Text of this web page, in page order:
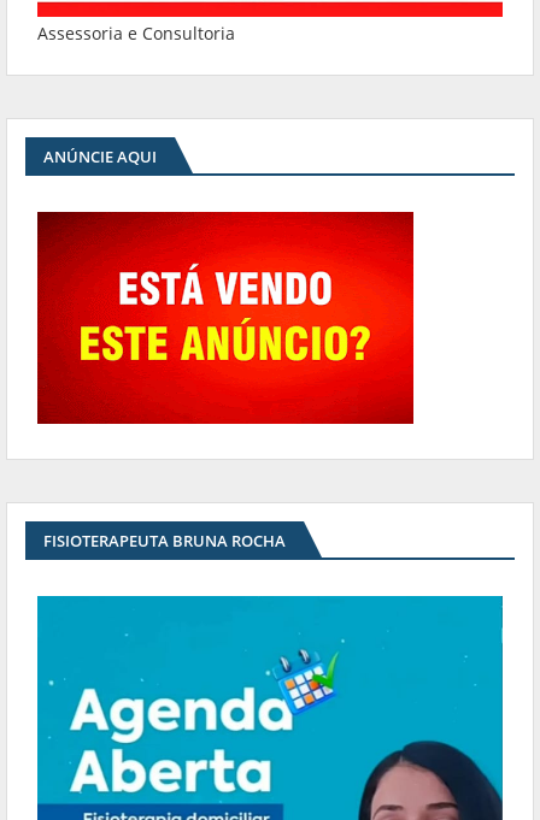
Assessoria e Consultoria
ANÚNCIE AQUI
FISIOTERAPEUTA BRUNA ROCHA